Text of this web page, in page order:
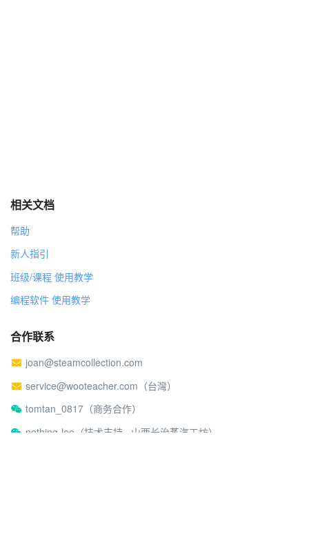
相关文档
帮助
新人指引
班级/课程 使用教学
编程软件 使用教学
合作联系
joan@steamcollection.com
service@wooteacher.com（台灣）
tomtan_0817（商务合作）
nothing-lee（技术支持 · 山西长治蒸汽工坊）